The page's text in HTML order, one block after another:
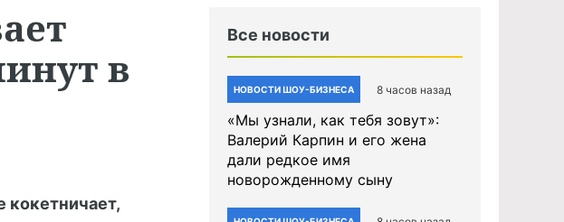
в
кокетничает,
Все новости
НОВОСТИ ШОУ-БИЗНЕСА 8 часов назад
«Мы узнали, как тебя зовут»:
Валерий Карпин и его жена
дали редкое имя
новорожденному сыну